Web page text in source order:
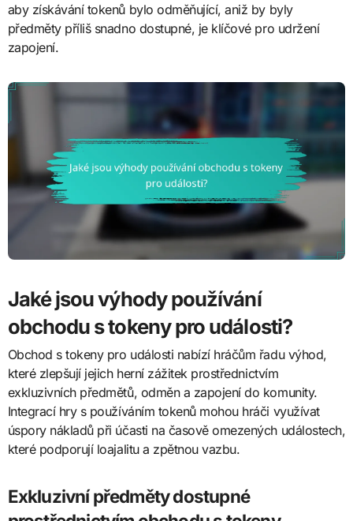
aby získávání tokenů bylo odměňující, aniž by byly
předměty příliš snadno dostupné, je klíčové pro udržení
zapojení.
Jaké jsou výhody používání
obchodu s tokeny pro události?
Obchod s tokeny pro události nabízí hráčům řadu výhod,
které zlepšují jejich herní zážitek prostřednictvím
exkluzivních předmětů, odměn a zapojení do komunity.
Integrací hry s používáním tokenů mohou hráči využívat
úspory nákladů při účasti na časově omezených událostech,
které podporují loajalitu a zpětnou vazbu.
Exkluzivní předměty dostupné